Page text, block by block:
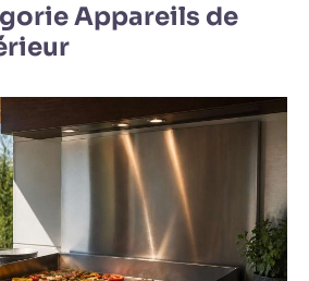
Appareils de